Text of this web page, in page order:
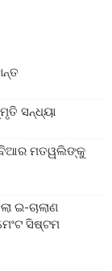
ସନ୍ଧ୍ୟା
ମତୱଲିଙ୍କୁ
ଇ-ଚାଲାଣ
ସିଷ୍ଟମ